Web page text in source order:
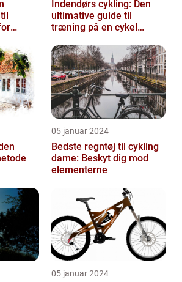
Indendørs cykling: Den
ultimative guide til
træning på en cykel
05 januar 2024
Bedste regntøj til cykling
dame: Beskyt dig mod
elementerne
05 januar 2024